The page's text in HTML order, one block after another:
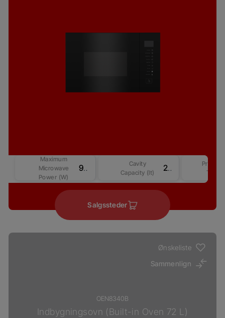
Maximum
Microwave
Power (W)
900 W
Cavity
Capacity (lt)
25
Product
Type
Salgssteder
Ønskeliste
Sammenlign
OEN8340B
Indbygningsovn (Built-in Oven 72 L)